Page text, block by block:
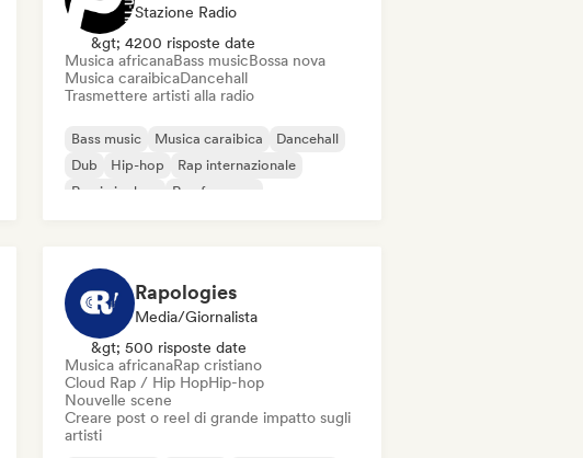
Stazione Radio
&gt; 4200 risposte date
Musica africanaBass musicBossa nova
Musica caraibicaDancehall
Trasmettere artisti alla radio
Bass music Musica caraibica
Dancehall
Dub
Hip-hop
Rap internazionale
Rap in inglese
Rap francese
Rapologies
Media/Giornalista
&gt; 500 risposte date
Musica africanaRap cristiano
Cloud Rap / Hip HopHip-hop
Nouvelle scene
Creare post o reel di grande impatto sugli
artisti